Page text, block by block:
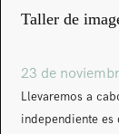
Taller de
23 de
Llevaremos a
independiente es